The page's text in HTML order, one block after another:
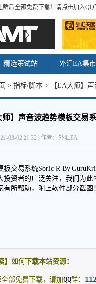
后全部免费下载！请点击加入QQ
精选策试站 外汇EA集市
> 指标/脚本 > 【EA大师】声
师】声音波趋势模板交易
03-02 21:32 | 作者：外汇EA
板交易系统Sonic R By
投资者的广泛关注，我们为此
有所帮助，附上软件部分截图！
】如何下载本站资源：
部免费下载，请加QQ群：